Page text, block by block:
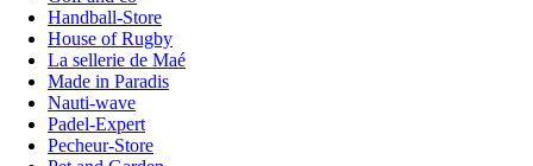
Handball-Store
House of Rugby
La sellerie de Maé
Made in Paradis
Nauti-wave
Padel-Expert
Pecheur-Store